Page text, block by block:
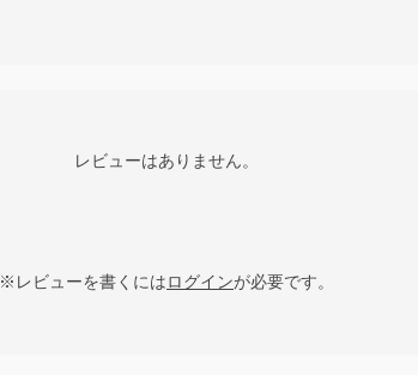
レビューはありません。
※レビューを書くにはログインが必要です。